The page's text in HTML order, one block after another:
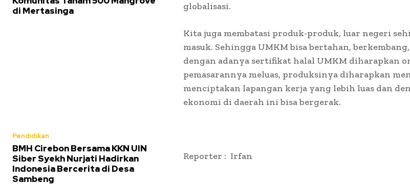
di Mertasinga
Pendidikan
BMH Cirebon Bersama KKN UIN
Siber Syekh Nurjati Hadirkan
Indonesia Bercerita di Desa
Sambeng
globalisasi.
Kita juga membatasi produk-produk, luar negeri
masuk. Sehingga UMKM bisa bertahan,
dengan adanya sertifikat halal UMKM diharapkan
pemasarannya meluas, produksinya diharapkan
menciptakan lapangan kerja yang lebih luas dan
ekonomi di daerah ini bisa bergerak.
Reporter : Irfan